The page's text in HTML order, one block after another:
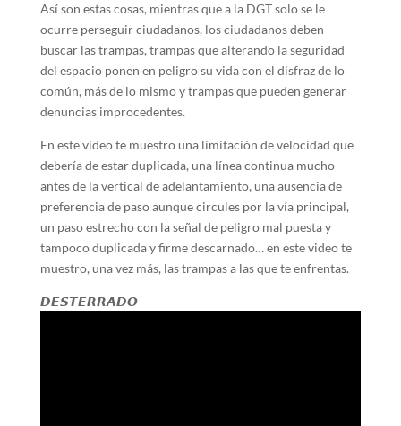
Así son estas cosas, mientras que a la DGT solo se le
ocurre perseguir ciudadanos, los ciudadanos deben
buscar las trampas, trampas que alterando la seguridad
del espacio ponen en peligro su vida con el disfraz de lo
común, más de lo mismo y trampas que pueden generar
denuncias improcedentes.
En este video te muestro una limitación de velocidad que
debería de estar duplicada, una línea continua mucho
antes de la vertical de adelantamiento, una ausencia de
preferencia de paso aunque circules por la vía principal,
un paso estrecho con la señal de peligro mal puesta y
tampoco duplicada y firme descarnado… en este video te
muestro, una vez más, las trampas a las que te enfrentas.
𝘿𝙀𝙎𝙏𝙀𝙍𝙍𝘼𝘿𝙊